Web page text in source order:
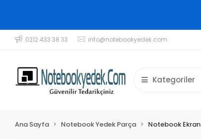
0212 433 38 33 info@notebookyedek.com
Kategoriler
Ana Sayfa Notebook Yedek Parça Notebook Ekran